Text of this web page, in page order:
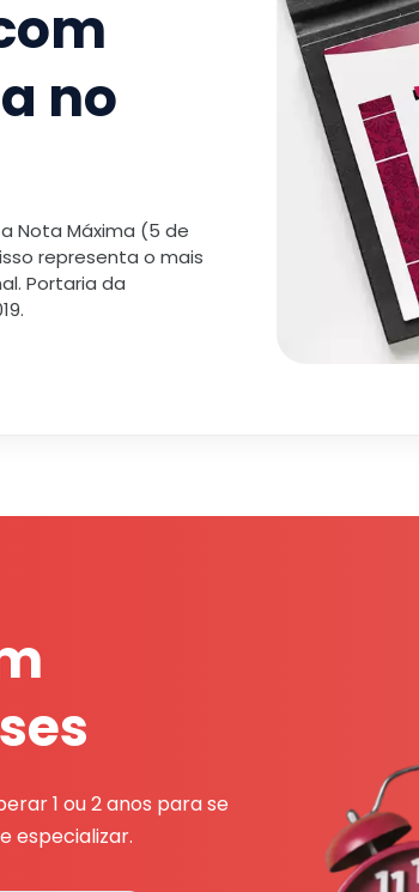
no
Nota Máxima (5 de
representa o mais
Portaria da
1 ou 2 anos para se
especializar.